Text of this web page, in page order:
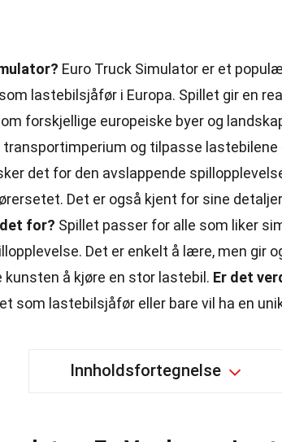
Euro Truck Simulator er et
lastebilsjåfør i Europa. Spillet gir en
forskjellige europeiske byer og
og tilpasse lastebilene
det for den avslappende
Det er også kjent for sine
for? Spillet passer for alle som liker
Det er enkelt å lære, men gir
å kjøre en stor lastebil. Er det
som lastebilsjåfør eller bare vil ha en
Innholdsfortegnelse